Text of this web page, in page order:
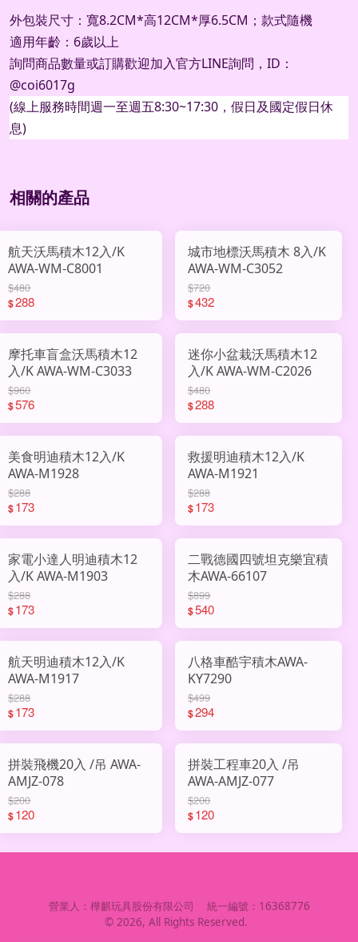
外包裝尺寸：寬8.2CM*高12CM*厚6.5CM；款式隨機
適用年齡：6歲以上
詢問商品數量或訂購歡迎加入官方LINE詢問， ID ：
@coi6017g
(線上服務時間週一至週五8:30~17:30 ，假日及國定假日休
息)
相關的產品
航天沃馬積木12入/K
AWA-WM-C8001
$480
$288
城市地標沃馬積木 8入/K
AWA-WM-C3052
$720
$432
摩托車盲盒沃馬積木12
入/K AWA-WM-C3033
$960
$576
迷你小盆栽沃馬積木12
入/K AWA-WM-C2026
$480
$288
美食明迪積木12入/K
AWA-M1928
$288
$173
救援明迪積木12入/K
AWA-M1921
$288
$173
家電小達人明迪積木12
入/K AWA-M1903
$288
$173
二戰德國四號坦克樂宜積
木AWA-66107
$899
$540
航天明迪積木12入/K
AWA-M1917
$288
$173
八格車酷宇積木AWA-
KY7290
$499
$294
拼裝飛機20入 /吊 AWA-
AMJZ-078
$200
$120
拼裝工程車20入 /吊
AWA-AMJZ-077
$200
$120
營業人： 樺麒玩具股份有限公司 統一編號： 16368776
© 2026, All Rights Reserved.